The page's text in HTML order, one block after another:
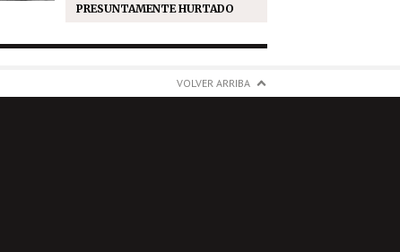
PRESUNTAMENTE HURTADO
VOLVER ARRIBA